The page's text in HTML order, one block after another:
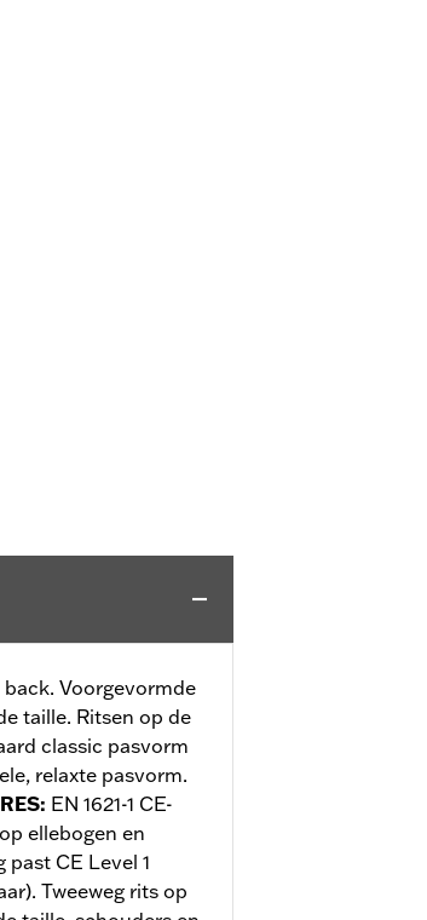
Voorgevormde
taille. Ritsen op de
classic pasvorm
relaxte pasvorm.
: EN 1621-1 CE-
ellebogen en
CE Level 1
Tweeweg rits op